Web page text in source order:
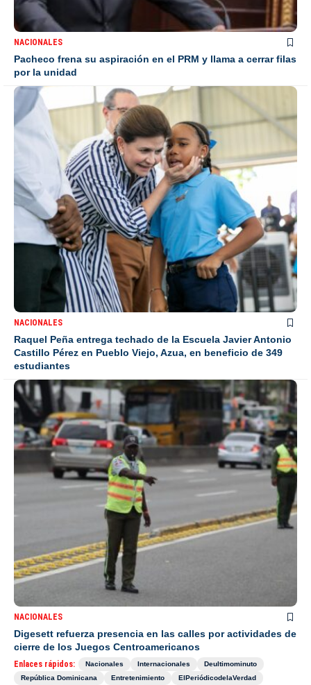
NACIONALES
Pacheco frena su aspiración en el PRM y llama a cerrar filas
por la unidad
NACIONALES
Raquel Peña entrega techado de la Escuela Javier Antonio
Castillo Pérez en Pueblo Viejo, Azua, en beneficio de 349
estudiantes
NACIONALES
Digesett refuerza presencia en las calles por actividades de
cierre de los Juegos Centroamericanos
Enlaces rápidos: Nacionales Internacionales
Deultimominuto
República Dominicana
Entretenimiento
ElPeriódicodelaVerdad